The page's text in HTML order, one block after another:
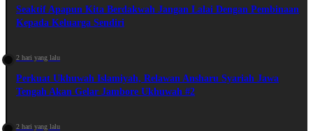
Seaktif Apapun Kita Berdakwah Jangan Lalai Dengan Pembinaan
Kepada Keluarga Sendiri
2 hari yang lalu
Perkuat Ukhuwah Islamiyah, Relawan Ansharu Syariah Jawa
Tengah Akan Gelar Jambore Ukhuwah #2
2 hari yang lalu